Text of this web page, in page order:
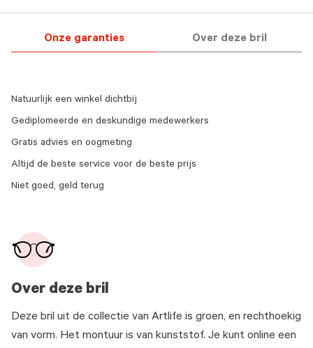
Onze garanties Over deze bril
Over deze bril
Deze bril uit de collectie van Artlife is groen, en rechthoekig
van vorm. Het montuur is van kunststof. Je kunt online een
Natuurlijk een winkel dichtbij
Gediplomeerde en deskundige medewerkers
Gratis advies en oogmeting
Altijd de beste service voor de beste prijs
Niet goed, geld terug